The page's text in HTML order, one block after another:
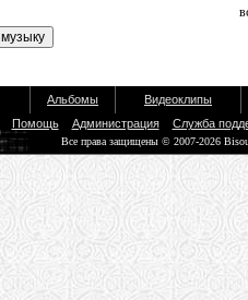
Альбомы
Видеоклипы
Помощь Администрация Служба
Все права защищены © 2007-2026